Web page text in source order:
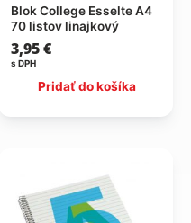
Blok College Esselte A4
70 listov linajkový
3,95€
s DPH
Pridať do košíka